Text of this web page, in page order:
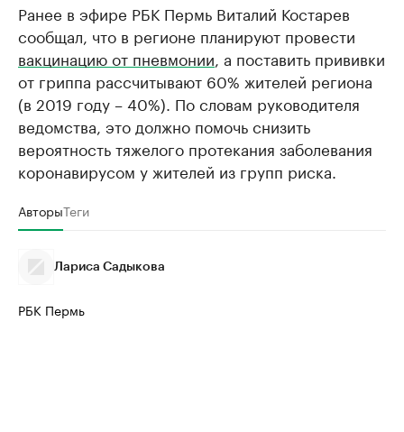
Ранее в эфире РБК Пермь Виталий Костарев
сообщал, что в регионе планируют провести
вакцинацию от пневмонии, а поставить прививки
от гриппа рассчитывают 60% жителей региона
(в 2019 году – 40%). По словам руководителя
ведомства, это должно помочь снизить
вероятность тяжелого протекания заболевания
коронавирусом у жителей из групп риска.
АвторыТеги
Лариса Садыкова
РБК Пермь